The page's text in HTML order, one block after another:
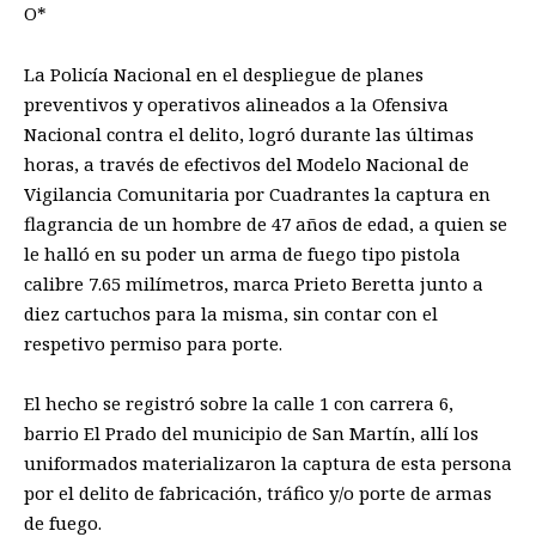
O*
La Policía Nacional en el despliegue de planes
preventivos y operativos alineados a la Ofensiva
Nacional contra el delito, logró durante las últimas
horas, a través de efectivos del Modelo Nacional de
Vigilancia Comunitaria por Cuadrantes la captura en
flagrancia de un hombre de 47 años de edad, a quien se
le halló en su poder un arma de fuego tipo pistola
calibre 7.65 milímetros, marca Prieto Beretta junto a
diez cartuchos para la misma, sin contar con el
respetivo permiso para porte.
El hecho se registró sobre la calle 1 con carrera 6,
barrio El Prado del municipio de San Martín, allí los
uniformados materializaron la captura de esta persona
por el delito de fabricación, tráfico y/o porte de armas
de fuego.